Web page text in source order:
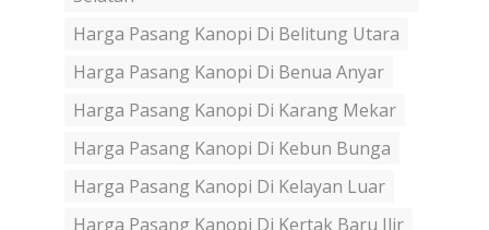
Harga Pasang Kanopi Di Belitung Utara
Harga Pasang Kanopi Di Benua Anyar
Harga Pasang Kanopi Di Karang Mekar
Harga Pasang Kanopi Di Kebun Bunga
Harga Pasang Kanopi Di Kelayan Luar
Harga Pasang Kanopi Di Kertak Baru Ilir